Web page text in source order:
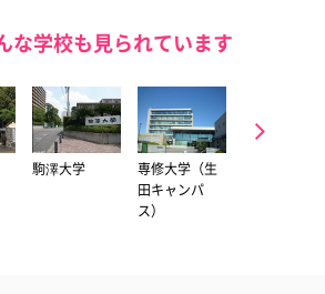
な学校も見られています
駒澤大学
専修大学（生
田キャンパ
ス）